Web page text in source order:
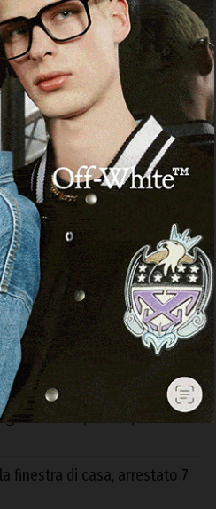
Internazionale del
e hashish provenienti
e S.G. Suergiu
due anni abbiamo sbloccato
risponde all’Asl: «Bene
la piena operatività»
finestra di casa, arrestato 7